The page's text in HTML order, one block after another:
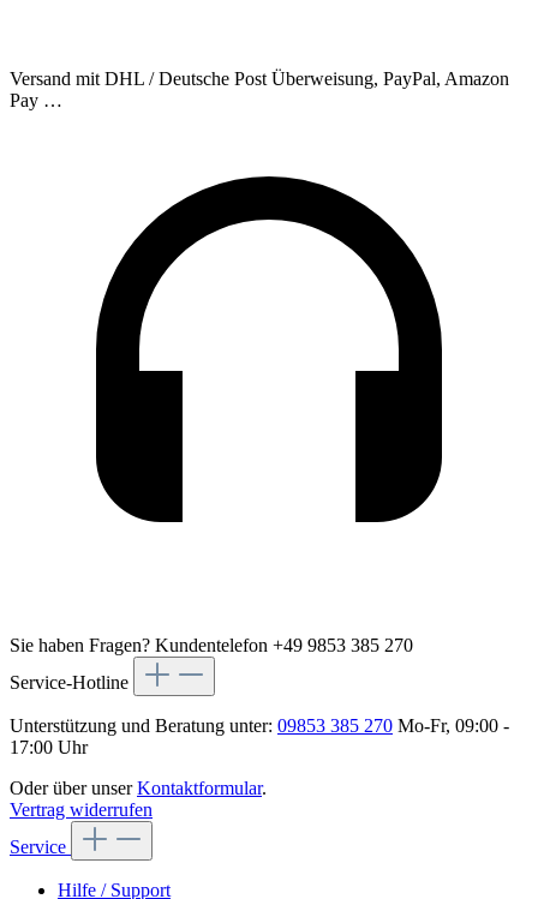
Versand mit DHL / Deutsche Post Überweisung, PayPal, Amazon
Pay …
Sie haben Fragen? Kundentelefon +49 9853 385 270
Service-Hotline
Unterstützung und Beratung unter: 09853 385 270 Mo-Fr, 09:00 -
17:00 Uhr
Oder über unserKontaktformular.
Vertrag widerrufen
Service
Hilfe / Support